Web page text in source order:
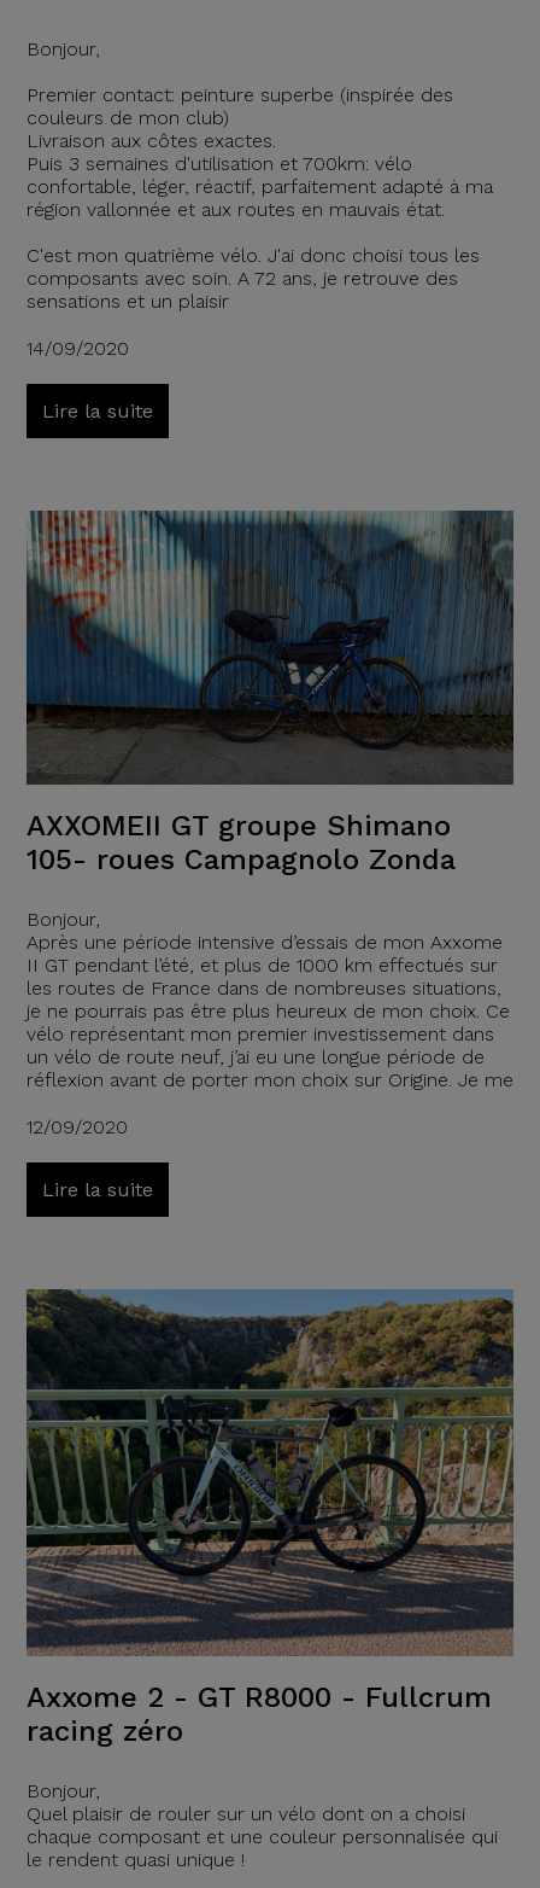
Bonjour,
Premier contact: peinture superbe (inspirée des
couleurs de mon club)
Livraison aux côtes exactes.
Puis 3 semaines d'utilisation et 700km: vélo
confortable, léger, réactif, parfaitement adapté à ma
région vallonnée et aux routes en mauvais état.
C'est mon quatrième vélo. J'ai donc choisi tous les
composants avec soin. A 72 ans, je retrouve des
sensations et un plaisir
14/09/2020
Lire la suite
AXXOMEII GT groupe Shimano
105- roues Campagnolo Zonda
Bonjour,
Après une période intensive d’essais de mon Axxome
II GT pendant l’été, et plus de 1000 km effectués sur
les routes de France dans de nombreuses situations,
je ne pourrais pas être plus heureux de mon choix. Ce
vélo représentant mon premier investissement dans
un vélo de route neuf, j’ai eu une longue période de
réflexion avant de porter mon choix sur Origine. Je me
12/09/2020
Lire la suite
Axxome 2 - GT R8000 - Fullcrum
racing zéro
Bonjour,
Quel plaisir de rouler sur un vélo dont on a choisi
chaque composant et une couleur personnalisée qui
le rendent quasi unique !